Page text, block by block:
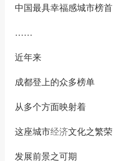
中国最具幸福感城市榜首
……
近年来
成都登上的众多榜单
从多个方面映射着
这座城市经济文化之繁荣
发展前景之可期